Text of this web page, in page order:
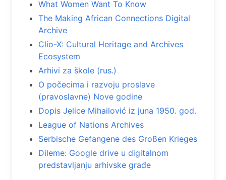
What Women Want To Know
The Making African Connections Digital
Archive
Clio-X: Cultural Heritage and Archives
Ecosystem
Arhivi za škole (rus.)
O počecima i razvoju proslave
(pravoslavne) Nove godine
Dopis Jelice Mihailović iz juna 1950. god.
League of Nations Archives
Serbische Gefangene des Großen Krieges
Dileme: Google drive u digitalnom
predstavljanju arhivske građe